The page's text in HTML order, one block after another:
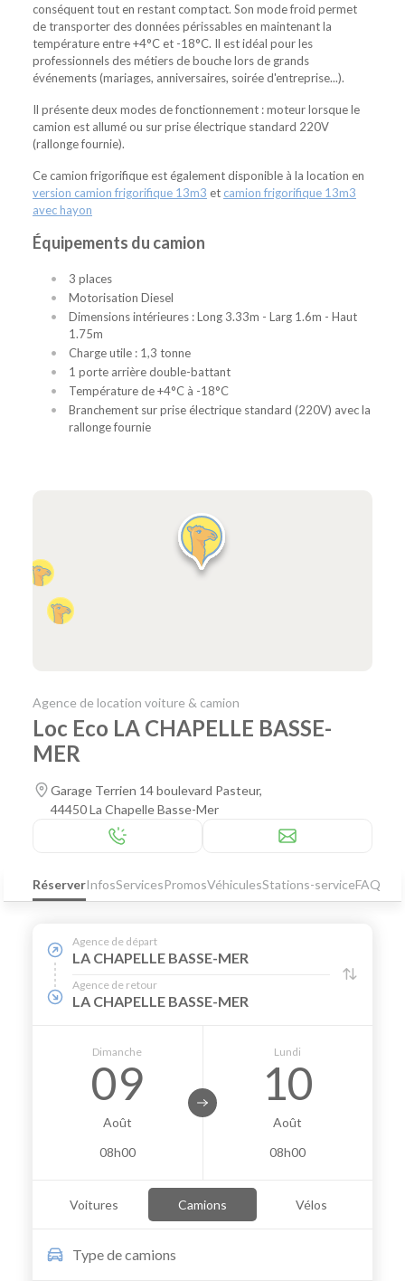
conséquent tout en restant comptact. Son mode froid permet
de transporter des données périssables en maintenant la
température entre +4°C et -18°C. Il est idéal pour les
professionnels des métiers de bouche lors de grands
événements (mariages, anniversaires, soirée d'entreprise...).
Il présente deux modes de fonctionnement : moteur lorsque le
camion est allumé ou sur prise électrique standard 220V
(rallonge fournie).
Ce camion frigorifique est également disponible à la location en
version camion frigorifique 13m3 et camion frigorifique 13m3
avec hayon
Équipements du camion
3 places
Motorisation Diesel
Dimensions intérieures : Long 3.33m - Larg 1.6m - Haut
1.75m
Charge utile : 1,3 tonne
1 porte arrière double-battant
Température de +4°C à -18°C
Branchement sur prise électrique standard (220V) avec la
rallonge fournie
Agence de location voiture & camion
Loc Eco LA CHAPELLE BASSE-
MER
Garage Terrien 14 boulevard Pasteur,
44450 La Chapelle Basse-Mer
RéserverInfosServicesPromosVéhiculesStations-serviceFAQ
Agence de départ
LA CHAPELLE BASSE-MER
Agence de retour
LA CHAPELLE BASSE-MER
Dimanche
09
Août
08h00
Lundi
10
Août
08h00
Voitures Camions Vélos
Type decamions